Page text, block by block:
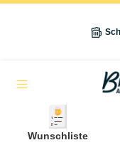
Wunschliste